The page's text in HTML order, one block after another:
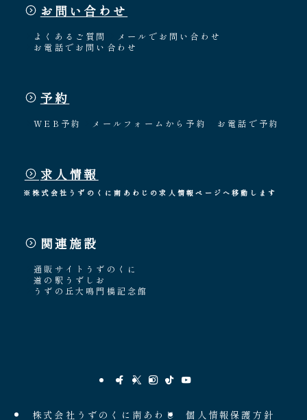
お問い合わせ
よくあるご質問
メールでお問い合わせ
お電話でお問い合わせ
予約
WEB予約 メールフォームから予約 お電話で予約
求人情報
※株式会社うずのくに南あわじの求人情報ページへ移動します
関連施設
通販サイトうずのくに
道の駅うずしお
うずの丘大鳴門橋記念館
株式会社うずのくに南あわじ 個人情報保護方針